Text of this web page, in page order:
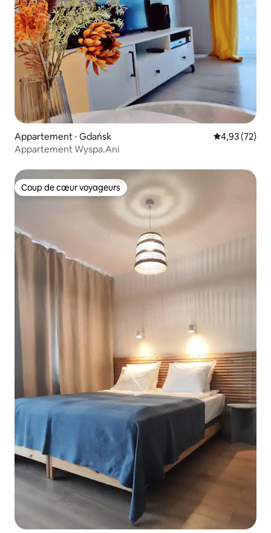
Appartement ⋅ Gdańsk Évaluation
4,93 (72)
Appartement Wyspa.Ani
Coup de cœur voyageurs
Coup de cœur voyageurs